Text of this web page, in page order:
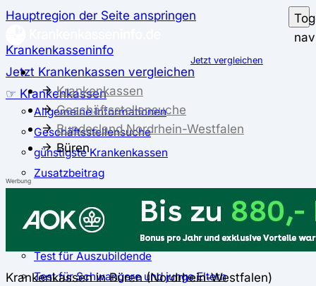
Hauptregion der Seite anspringen
Krankenkasseninfo
Jetzt Krankenkassen vergleichen
☞ Krankenkassen
Allgemeine Informationen
Geschäftsstellensuche
günstigste Krankenkassen
Zusatzbeitrag
Der große Krankenkassentest
Test für Studierende
Test für Auszubildende
Test für Schwangere und junge Eltern
Jetzt vergleichen
Krankenkassen
Geschäftsstellensuche
Bundesland Nordrhein-Westfalen
Büren
Werbung
Krankenkassen in Büren (Nordrhein-Westfalen)